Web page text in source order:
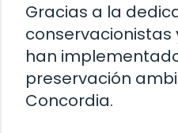
Gracias a la
conservacionistas
han
preservación
Concordia.